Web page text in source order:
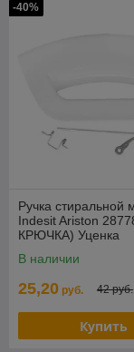
-40%
Ручка стиральной
Indesit Ariston
КРЮЧКА) Уценка
В наличии
25,20 руб. 42 руб.
Купить